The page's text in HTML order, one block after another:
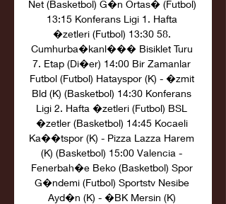
Net (Basketbol) G�n Ortas� (Futbol)
13:15 Konferans Ligi 1. Hafta
�zetleri (Futbol) 13:30 58.
Cumhurba�kanl��� Bisiklet Turu
7. Etap (Di�er) 14:00 Bir Zamanlar
Futbol (Futbol) Hatayspor (K) - �zmit
Bld (K) (Basketbol) 14:30 Konferans
Ligi 2. Hafta �zetleri (Futbol) BSL
�zetler (Basketbol) 14:45 Kocaeli
Ka��tspor (K) - Pizza Lazza Harem
(K) (Basketbol) 15:00 Valencia -
Fenerbah�e Beko (Basketbol) Spor
G�ndemi (Futbol) Sportstv Nesibe
Ayd�n (K) - �BK Mersin (K)